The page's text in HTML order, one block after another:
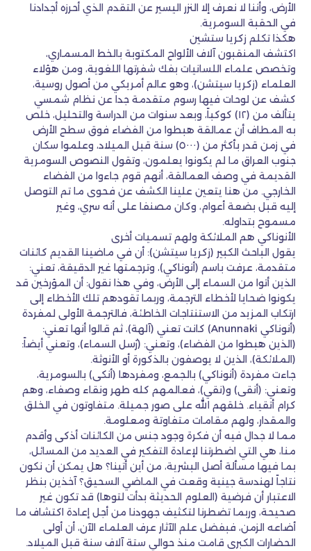
الأرض، وأننا لا نعرف إلا النزر اليسير عن التقدم الذي أحرزه أجدادنا
في الحقبة السومرية.
هكذا تكلم زكريا ستشين
اكتشف المنقبون آلاف الألواح المكتوبة بالخط المسماري،
وتخصص علماء اللسانيات بفك شفرتها اللغوية، ومن هؤلاء
العلماء (زكريا سيتشن)، وهو عالم أمريكي من أصول روسية،
كشف عن لوحات فيها رسوم متقدمة جدا عن نظام شمسي
يتألف من (١٢) كوكباً، وبعد سنوات من الدراسة والتحليل، خلص
به المطاف أن عمالقة هبطوا من الفضاء فوق سطح الأرض
في زمن قدر بأكثر من (٥٠٠٠) سنة قبل الميلاد، وعلموا سكان
جنوب العراق ما لم يكونوا يعلمون، وتقول النصوص السومرية
القديمة في وصف العمالقة، أنهم قوم جاءوا من الفضاء
الخارجي. من هنا يتعين علينا الكشف عن فحوى ما تم التوصل
إليه قبل بضعة أعوام، وكان مصنفا على أنه سري، وغير
مسموح بتداوله.
الأنوناكي هم الملائكة ولهم تسميات أخرى
يقول الباحث الكبير (زكريا سيتشن): أن في ماضينا القديم كائنات
متقدمة، عرفت باسم (أنوناكي)، وترجمتها غير الدقيقة، تعني:
الذين أتوا من السماء إلى الأرض، وفي هذا نقول: أن المؤرخين قد
يكونوا ضحايا لأخطاء الترجمة، وربما تقودهم تلك الأخطاء إلى
ارتكاب المزيد من الاستنتاجات الخاطئة، فالترجمة الأولى لمفردة
(أنوناكي Anunnaki) كانت تعني (آلهة)، ثم قالوا أنها تعني:
(الذين هبطوا من الفضاء)، وتعني: (رُسل السماء)، وتعني أيضاً:
(الملائكة)، الذين لا يوصفون بالذكورة أو الأنوثة.
جاءت مفردة (أنوناكي) بالجمع، ومفردها (أنكى) بالسومرية،
وتعني: (أنقى) و(نقي)، فعالمهم كله طهر ونقاء وصفاء، وهم
كرام أتقياء. خلقهم الله على صور جميلة. متفاوتون في الخلق
والمقدار، ولهم مقامات متفاوتة ومعلومة.
مما لا جدال فيه أن فكرة وجود جنس من الكائنات أذكى وأقدم
منا، هي التي اضطرتنا لإعادة التفكير في العديد من المسائل،
بما فيها مسألة أصل البشرية، من أين أتينا؟ هل يمكن أن نكون
نتاجاً لهندسة جينية وقعت في الماضي السحيق؟ آخذين بنظر
الاعتبار أن فرضية (العلوم الحديثة بدأت لتوها) قد تكون غير
صحيحة، وربما تضطرنا لتكثيف جهودنا من أجل إعادة اكتشاف ما
أضاعه الزمن، فبفضل علم الآثار عرف العلماء الآن، أن أولى
الحضارات الكبرى قامت منذ حوالي ستة آلاف سنة قبل الميلاد.